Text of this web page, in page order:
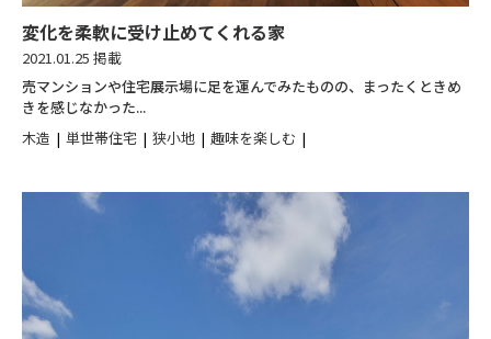
変化を柔軟に受け止めてくれる家
2021.01.25 掲載
売マンションや住宅展示場に足を運んでみたものの、まったくときめ
きを感じなかった...
木造
単世帯住宅 狭小地 趣味を楽しむ